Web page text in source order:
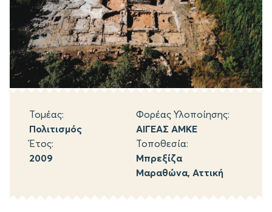
Τομέας:
Πολιτισμός
Φορέας Υλοποίησης:
ΑΙΓΕΑΣ ΑΜΚΕ
Έτος:
2009
Τοποθεσία:
Μπρεξίζα
Μαραθώνα, Αττική